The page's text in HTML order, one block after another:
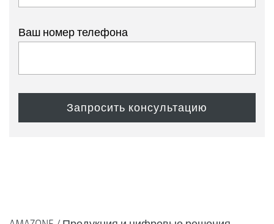
Ваш номер телефона